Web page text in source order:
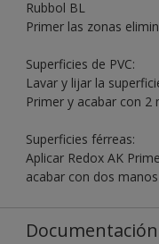
Rubbol BL
Primer las zonas
Superficies de PVC:
Lavar y lijar la
Primer y acabar con 2
Superficies férreas:
Aplicar Redox AK
acabar con dos